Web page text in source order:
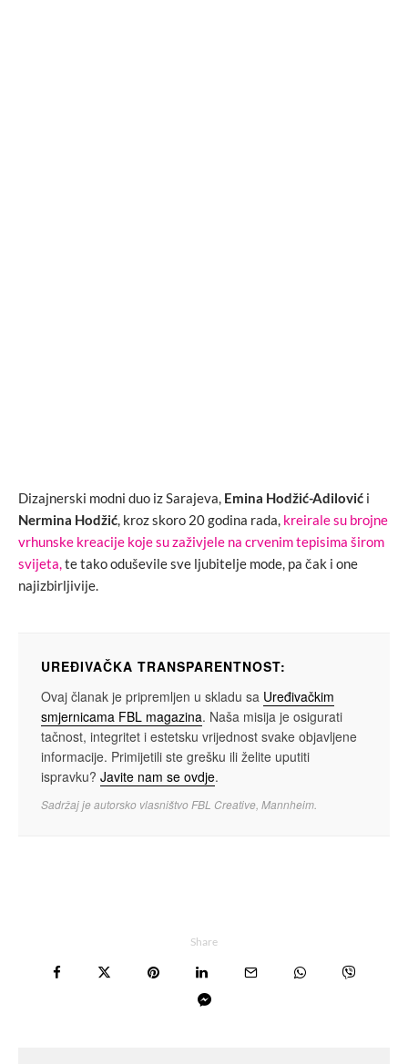
Dizajnerski modni duo iz Sarajeva, Emina Hodžić-Adilović i
Nermina Hodžić, kroz skoro 20 godina rada, kreirale su brojne
vrhunske kreacije koje su zaživjele na crvenim tepisima širom
svijeta,te tako oduševile sve ljubitelje mode, pa čak i one
najizbirljivije.
UREĐIVAČKA TRANSPARENTNOST:
Ovaj članak je pripremljen u skladu sa Uređivačkim
smjernicama FBL magazina. Naša misija je osigurati
tačnost, integritet i estetsku vrijednost svake objavljene
informacije. Primijetili ste grešku ili želite uputiti
ispravku? Javite nam se ovdje.
Sadržaj je autorsko vlasništvo FBL Creative, Mannheim.
Share